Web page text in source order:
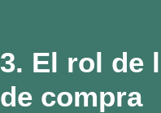
3. El rol de
de compra